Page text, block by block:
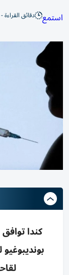
استمع دقائق القراءة - 2
كندا